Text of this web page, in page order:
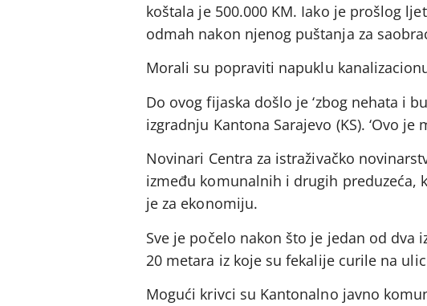
koštala je 500.000 KM. Iako je prošlog
odmah nakon njenog puštanja za
Morali su popraviti napuklu
Do ovog fijaska došlo je ‘zbog nehata i
izgradnju Kantona Sarajevo (KS). ‘Ovo je
Novinari Centra za istraživačko
između komunalnih i drugih preduzeća,
je za ekonomiju.
Sve je počelo nakon što je jedan od dva
20 metara iz koje su fekalije curile na
Mogući krivci su Kantonalno javno